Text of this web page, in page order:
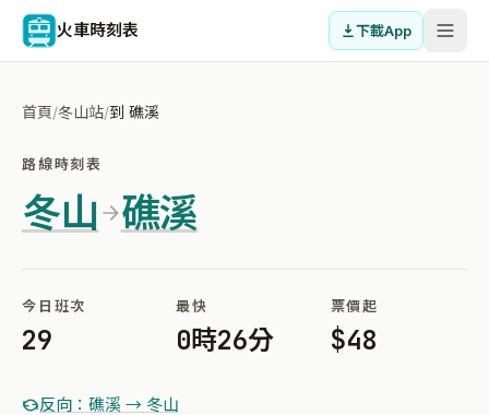
火車時刻表 下載App
首頁/冬山站/到 礁溪
路線時刻表
冬山 礁溪
今日班次
29
最快
0時26分
票價起
$48
反向：礁溪 → 冬山